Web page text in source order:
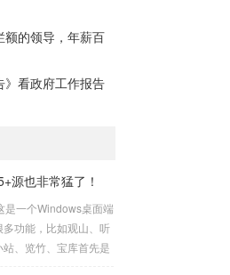
额的领导，年薪百
》看政府工作报告
源也非常猛了！
是一个Windows桌面端
功能，比如观山、听
、览竹、宝库首先是